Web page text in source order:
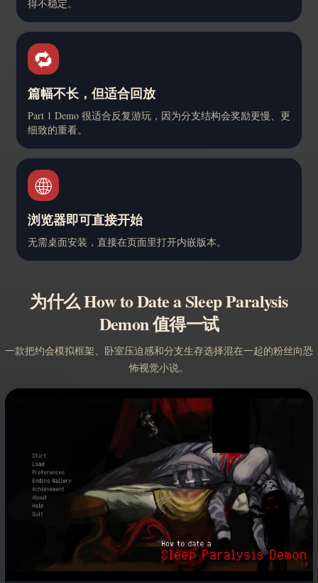
得不稳定。
🔁
篇幅不长，但适合回放
Part 1 Demo 很适合反复游玩，因为分支结构会奖励更慢、更
细致的重看。
🌐
浏览器即可直接开始
无需桌面安装，直接在页面里打开内嵌版本。
为什么 How to Date a Sleep Paralysis
Demon 值得一试
一款把约会模拟框架、卧室压迫感和分支生存选择混在一起的粉丝向恐
怖视觉小说。